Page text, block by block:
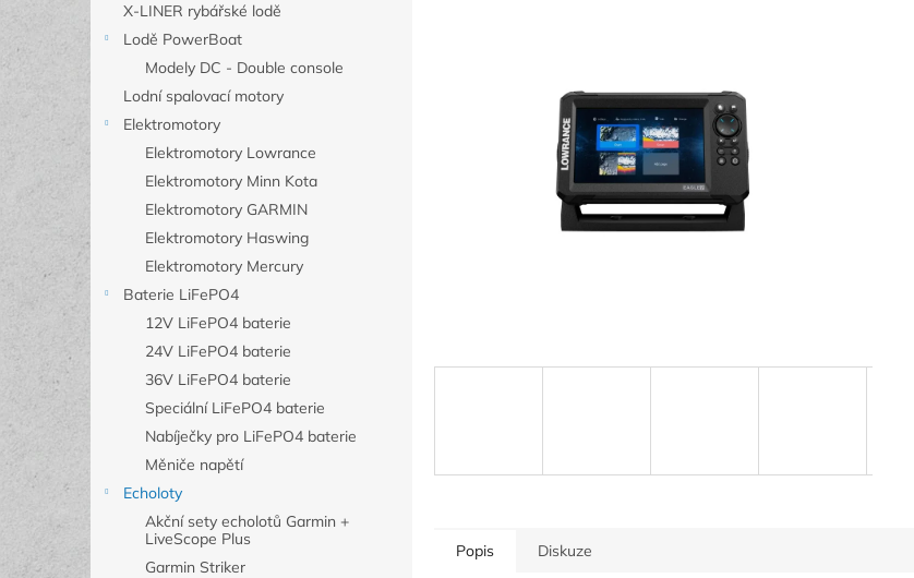
X-LINER rybářské lodě
Lodě PowerBoat
Modely DC - Double console
Lodní spalovací motory
Elektromotory
Elektromotory Lowrance
Elektromotory Minn Kota
Elektromotory GARMIN
Elektromotory Haswing
Elektromotory Mercury
Baterie LiFePO4
12V LiFePO4 baterie
24V LiFePO4 baterie
36V LiFePO4 baterie
Speciální LiFePO4 baterie
Nabíječky pro LiFePO4 baterie
Měniče napětí
Echoloty
Akční sety echolotů Garmin +
LiveScope Plus
Garmin Striker
Popis Diskuze